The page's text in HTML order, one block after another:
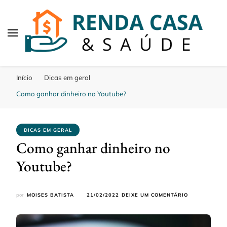
Início
Dicas em geral
Como ganhar dinheiro no Youtube?
DICAS EM GERAL
Como ganhar dinheiro no
Youtube?
por MOISES BATISTA 21/02/2022 DEIXE UM COMENTÁRIO